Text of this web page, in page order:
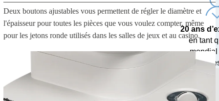
Deux boutons ajustables vous permettent de régler le diamètre et
l'épaisseur pour toutes les pièces que vous voulez compter, même
pour les jetons ronde utilisés dans les salles de jeux et au casino.
20 ans
en tant
gestion